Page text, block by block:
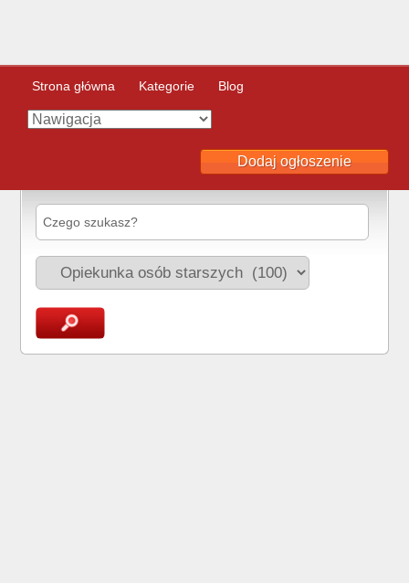
Strona główna Kategorie Blog
Dodaj ogłoszenie